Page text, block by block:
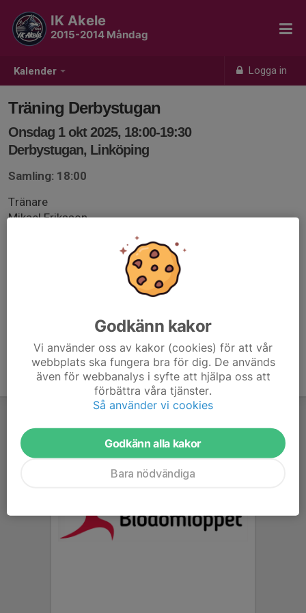
Kalender Logga in
IK Akele
2015-2014 Måndag
Träning Derbystugan
Onsdag 1 okt 2025, 18:00-19:30
Derbystugan, Linköping
Samling: 18:00
Tränare
Mikael Eriksson
Godkänn kakor
Vi använder oss av kakor (cookies) för att vår
webbplats ska fungera bra för dig. De används
även för webbanalys i syfte att hjälpa oss att
förbättra våra tjänster.
Så använder vi cookies
Godkänn alla kakor
Bara nödvändiga